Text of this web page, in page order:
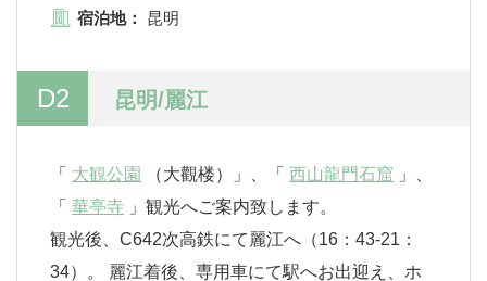
宿泊地： 昆明
D2 昆明/麗江
「 大観公園 （大觀楼）」、「 西山龍門石窟 」、
「 華亭寺 」観光へご案内致します。
観光後、C642次高鉄にて麗江へ（16：43-21：
34）。 麗江着後、専用車にて駅へお出迎え、ホ